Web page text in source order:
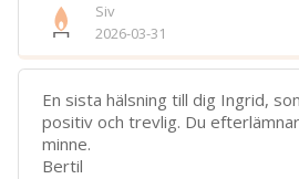
Siv
2026-03-31
En sista hälsning till dig Ingrid,
positiv och trevlig. Du
minne.
Bertil